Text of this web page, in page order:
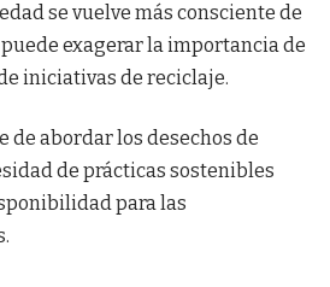
se vuelve más consciente de
exagerar la importancia de
iniciativas de reciclaje.
de abordar los desechos de
de prácticas sostenibles
para las